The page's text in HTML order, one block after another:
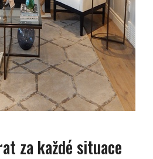
za každé situace